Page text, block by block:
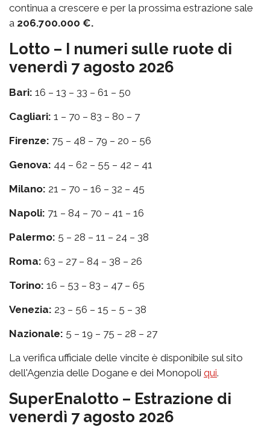
continua a crescere e per la prossima estrazione sale
a 206.700.000 €.
Lotto – I numeri sulle ruote di
venerdì 7 agosto 2026
Bari: 16 – 13 – 33 – 61 – 50
Cagliari: 1 – 70 – 83 – 80 – 7
Firenze: 75 – 48 – 79 – 20 – 56
Genova: 44 – 62 – 55 – 42 – 41
Milano: 21 – 70 – 16 – 32 – 45
Napoli: 71 – 84 – 70 – 41 – 16
Palermo: 5 – 28 – 11 – 24 – 38
Roma: 63 – 27 – 84 – 38 – 26
Torino: 16 – 53 – 83 – 47 – 65
Venezia: 23 – 56 – 15 – 5 – 38
Nazionale: 5 – 19 – 75 – 28 – 27
La verifica ufficiale delle vincite è disponibile sul sito
dell'Agenzia delle Dogane e dei Monopoli qui.
SuperEnalotto – Estrazione di
venerdì 7 agosto 2026